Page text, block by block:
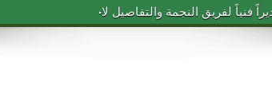
فنياً لفريق النجمة والتفاصيل لاحقاً